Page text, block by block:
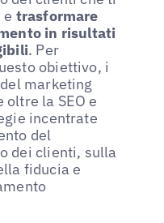
trasformare
in risultati
. Per
obiettivo, i
marketing
oltre la SEO e
incentrate
del
dei clienti, sulla
fiducia e